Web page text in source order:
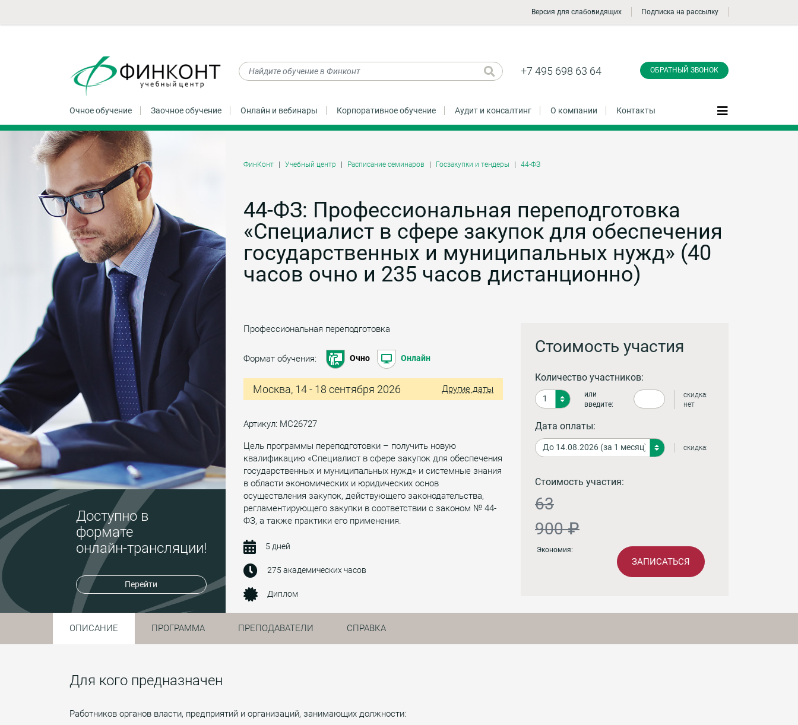
Версия для слабовидящих Подписка на рассылку
+7 495 698 63 64 ОБРАТНЫЙ ЗВОНОК
Очное обучение Заочное обучение Онлайн и вебинары Корпоративное обучение Аудит и консалтинг О компании Контакты
Доступно в
формате
онлайн-трансляции!
Перейти
ФинКонт Учебный центр Расписание семинаров Госзакупки и тендеры 44-ФЗ
44-ФЗ: Профессиональная переподготовка
«Специалист в сфере закупок для обеспечения
государственных и муниципальных нужд» (40
часов очно и 235 часов дистанционно)
Профессиональная переподготовка
Формат обучения: Очно Онлайн
Москва, 14 - 18 сентября 2026 Другие даты
Артикул: МС26727
Цель программы переподготовки – получить новую
квалификацию «Специалист в сфере закупок для обеспечения
государственных и муниципальных нужд» и системные знания
в области экономических и юридических основ
осуществления закупок, действующего законодательства,
регламентирующего закупки в соответствии с законом № 44-
ФЗ, а также практики его применения.
5 дней
275 академических часов
Диплом
Стоимость участия
Количество участников:
или
введите:
скидка:
нет
Дата оплаты:
скидка:
Стоимость участия:
63
900 ₽
Экономия:
ЗАПИСАТЬСЯ
ОПИСАНИЕ ПРОГРАММА ПРЕПОДАВАТЕЛИ СПРАВКА
Для кого предназначен
Работников органов власти, предприятий и организаций, занимающих должности:
звонок
Заказать